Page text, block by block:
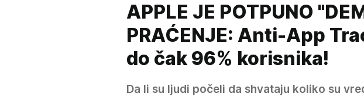
APPLE JE POTPUNO
PRAĆENJE: Anti-App
do čak 96% korisnika!
Da li su ljudi počeli da shvataju koliko su